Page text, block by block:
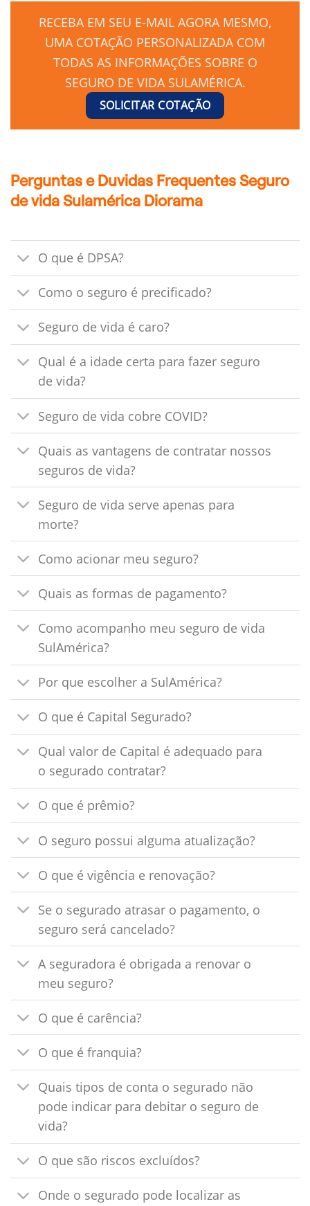
RECEBA EM SEU E-MAIL AGORA MESMO,
UMA COTAÇÃO PERSONALIZADA COM
TODAS AS INFORMAÇÕES SOBRE O
SEGURO DE VIDA SULAMÉRICA.
SOLICITAR COTAÇÃO
Perguntas e Duvidas Frequentes Seguro
de vida Sulamérica Diorama
O que é DPSA?
Como o seguro é precificado?
Seguro de vida é caro?
Qual é a idade certa para fazer seguro
de vida?
Seguro de vida cobre COVID?
Quais as vantagens de contratar nossos
seguros de vida?
Seguro de vida serve apenas para
morte?
Como acionar meu seguro?
Quais as formas de pagamento?
Como acompanho meu seguro de vida
SulAmérica?
Por que escolher a SulAmérica?
O que é Capital Segurado?
Qual valor de Capital é adequado para
o segurado contratar?
O que é prêmio?
O seguro possui alguma atualização?
O que é vigência e renovação?
Se o segurado atrasar o pagamento, o
seguro será cancelado?
A seguradora é obrigada a renovar o
meu seguro?
O que é carência?
O que é franquia?
Quais tipos de conta o segurado não
pode indicar para debitar o seguro de
vida?
O que são riscos excluídos?
Onde o segurado pode localizar as